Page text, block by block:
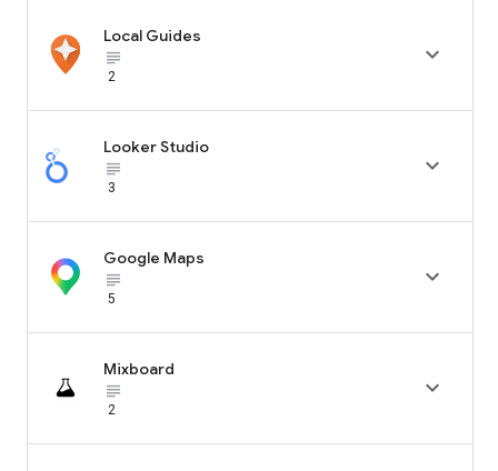
Local Guides
subject_black
2

Looker Studio
subject_black
3

Google Maps
subject_black
5

Mixboard
subject_black
2
